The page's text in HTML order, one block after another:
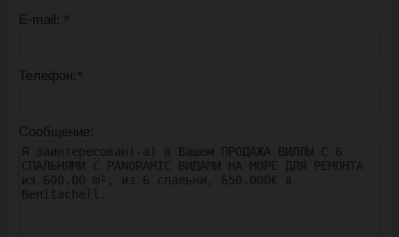
E-mail: *
Телефон:*
Cообщение: